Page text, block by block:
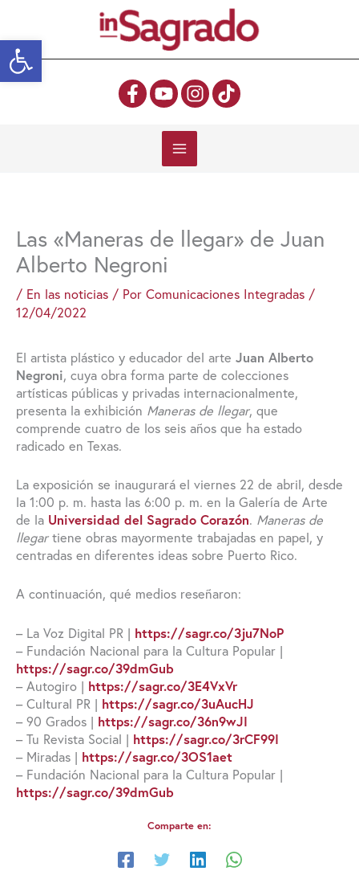
Abrir barra de herramientas
contenido
Las «Maneras de llegar» de Juan
Alberto Negroni
/ En las noticias / Por Comunicaciones Integradas /
12/04/2022
El artista plástico y educador del arte Juan Alberto
Negroni, cuya obra forma parte de colecciones
artísticas públicas y privadas internacionalmente,
presenta la exhibición Maneras de llegar, que
comprende cuatro de los seis años que ha estado
radicado en Texas.
La exposición se inaugurará el viernes 22 de abril, desde
la 1:00 p. m. hasta las 6:00 p. m. en la Galería de Arte
de la Universidad del Sagrado Corazón. Maneras de
llegartiene obras mayormente trabajadas en papel, y
centradas en diferentes ideas sobre Puerto Rico.
A continuación, qué medios reseñaron:
– La Voz Digital PR | https://sagr.co/3ju7NoP
– Fundación Nacional para la Cultura Popular |
https://sagr.co/39dmGub
– Autogiro | https://sagr.co/3E4VxVr
– Cultural PR | https://sagr.co/3uAucHJ
– 90 Grados | https://sagr.co/36n9wJI
– Tu Revista Social | https://sagr.co/3rCF99I
– Miradas | https://sagr.co/3OS1aet
– Fundación Nacional para la Cultura Popular |
https://sagr.co/39dmGub
Comparte en: